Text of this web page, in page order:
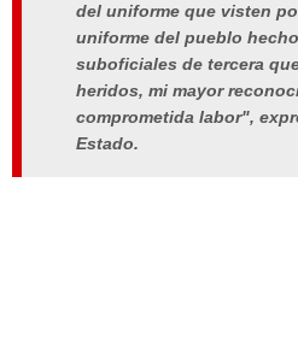
del uniforme que visten
uniforme del pueblo
suboficiales de tercera
heridos, mi mayor
comprometida labor",
Estado.